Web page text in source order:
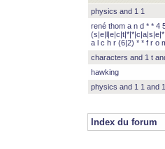
physics and 1 1
rené thom a n d * * 4
a l c h r (6|2) * * f r o
characters and 1 t
hawking
physics and 1 1 and
Index du forum